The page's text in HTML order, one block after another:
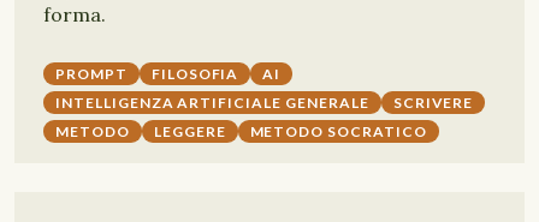
forma.
PROMPT FILOSOFIA
AI
INTELLIGENZA ARTIFICIALE GENERALE
SCRIVERE
METODO
LEGGERE METODO SOCRATICO